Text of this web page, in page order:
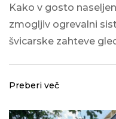
Kako v gosto
zmogljiv ogrevalni
švicarske zahteve
Preberi več